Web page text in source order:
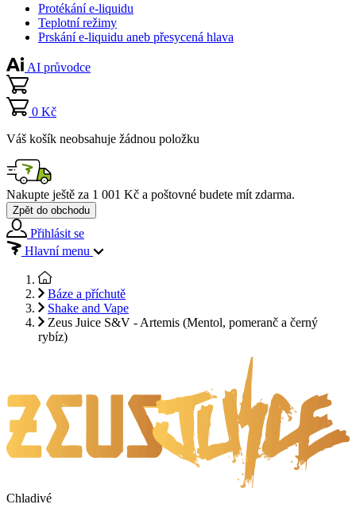
Protékání e-liquidu
Teplotní režimy
Prskání e-liquidu aneb přesycená hlava
AI průvodce
0 Kč
Váš košík neobsahuje žádnou položku
Nakupte ještě za 1 001 Kč a poštovné budete mít zdarma.
Zpět do obchodu
Přihlásit se
Hlavní menu
Báze a příchutě
Shake and Vape
Zeus Juice S&V - Artemis (Mentol, pomeranč a černý
rybíz)
Chladivé